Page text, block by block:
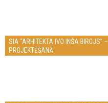
SIA “ARHITEKTA IVO INŠA BIROJS”
PROJEKTĒŠANĀ